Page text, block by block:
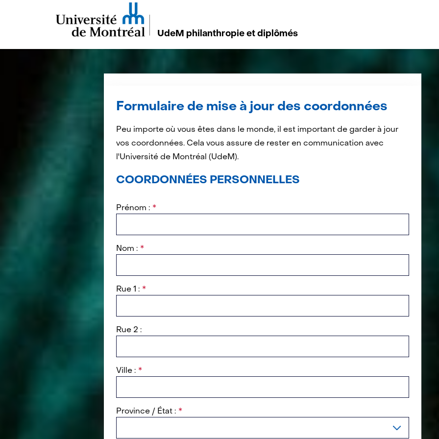
UdeM philanthropie et diplômés
Formulaire de mise à jour des coordonnées
Peu importe où vous êtes dans le monde, il est important de garder à jour
vos coordonnées. Cela vous assure de rester en communication avec
l'Université de Montréal (UdeM).
COORDONNÉES PERSONNELLES
Prénom :
Nom :
Rue 1 :
Rue 2 :
Ville :
Province / État :